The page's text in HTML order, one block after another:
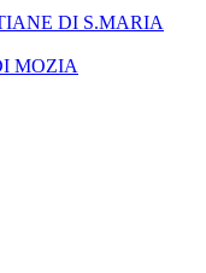
DI S.MARIA
MOZIA